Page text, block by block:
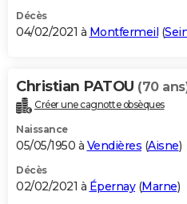
Décès
04/02/2021 à Montfermeil (
Christian PATOU (70
Créer une cagnotte obsèques
Naissance
05/05/1950 à Vendières (Aisne)
Décès
02/02/2021 à Épernay(Marne)